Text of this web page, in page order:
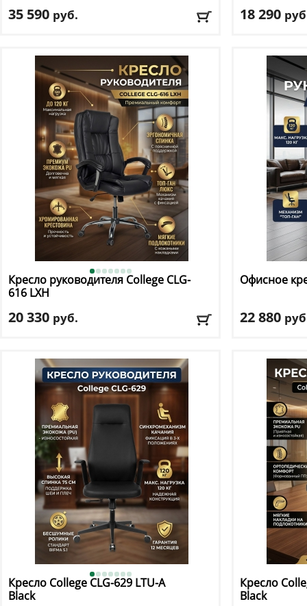
35 590 руб.
Механизм качания: синхронный
Регулировка по высоте : есть
Материал обивки: экокожа
Подлокотники: да
Доставка:БЕСПЛАТНО, 2-3 дня
18 290
Механизм
Регулировка
Материал
Доставка:
Кресло руководителя College CLG-
616 LXH
20 330 руб.
Механизм качания: топ ган
Регулировка по высоте: есть
Материал обивки: экокожа
: да
Доставка:БЕСПЛАТНО, 2-3 дня
Офисное
22 880
Механизм
Регулировка
Материал
Доставка:
Кресло College CLG-629 LTU-A
Black
Кресло
Black